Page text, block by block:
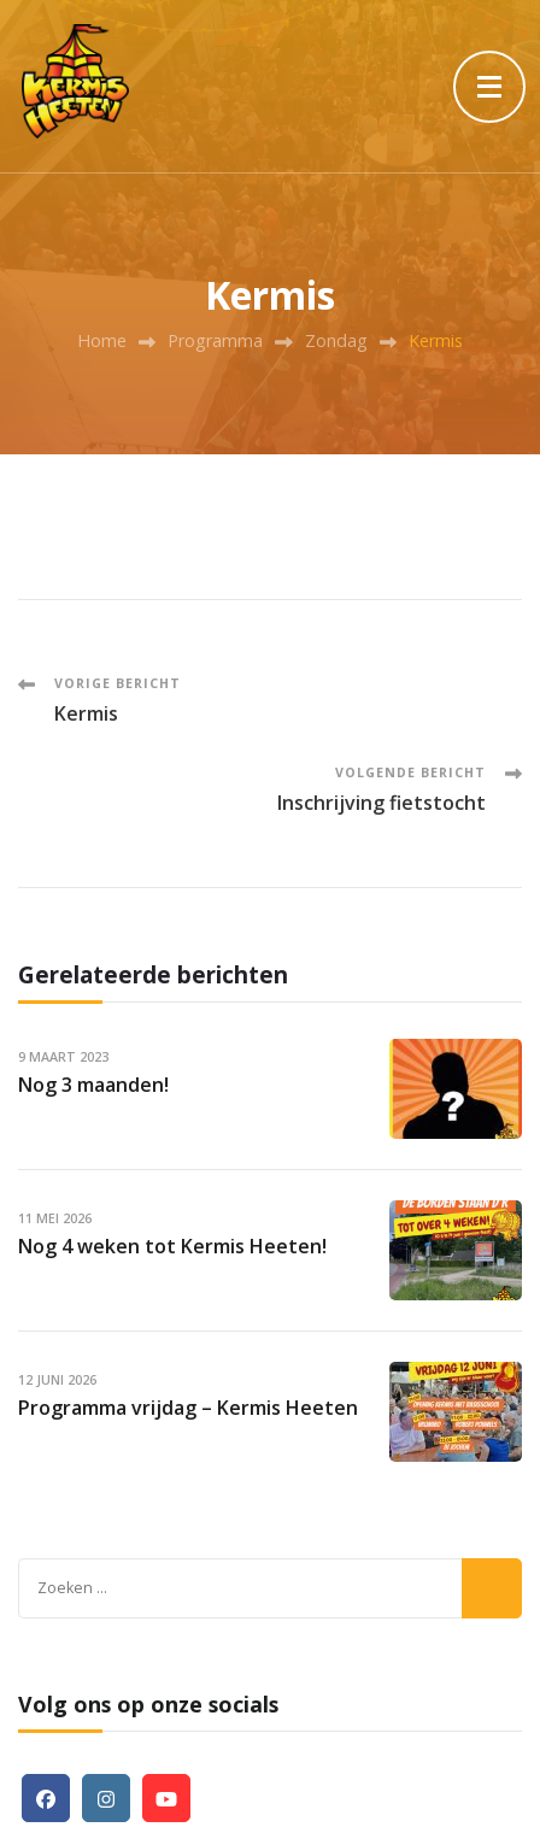
Kermis
Home Programma Zondag Kermis
Post
VORIGE BERICHT
Kermis
VOLGENDE BERICHT
Inschrijving fietstocht
Gerelateerde berichten
9 MAART 2023
Nog 3 maanden!
11 MEI 2026
Nog 4 weken tot Kermis Heeten!
12 JUNI 2026
Programma vrijdag – Kermis Heeten
Volg ons op onze socials